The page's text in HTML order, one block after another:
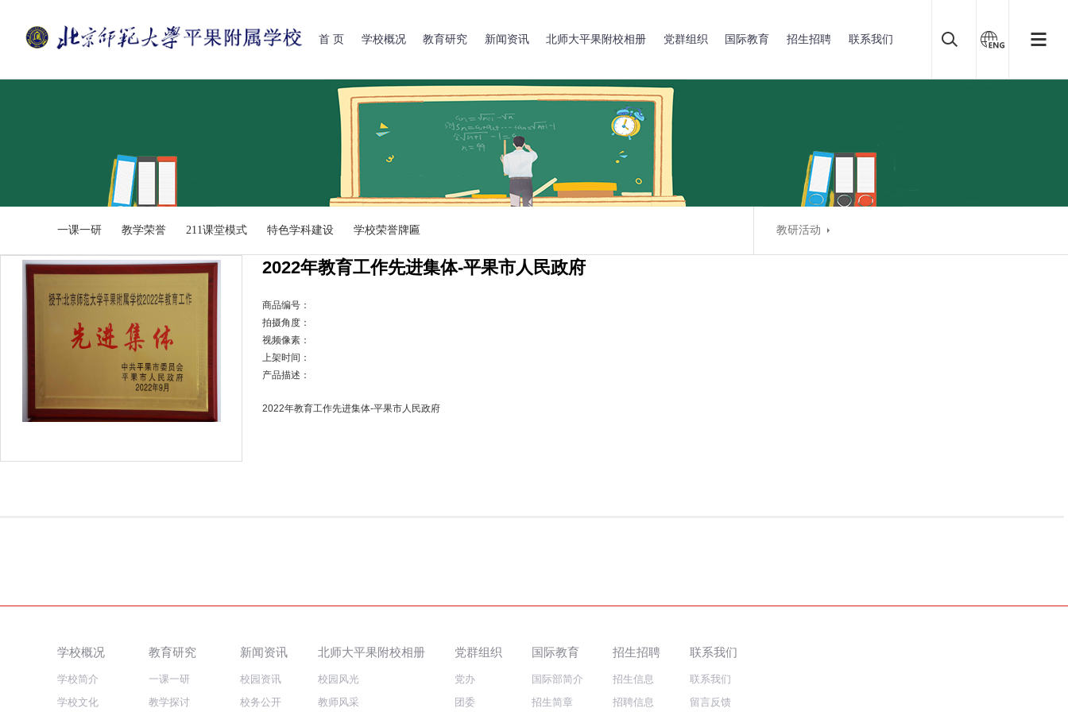
首 页 学校概况 教育研究 新闻资讯 北师大平果附校相册 党群组织 国际教育 招生招聘 联系我们
一课一研 教学荣誉 211课堂模式 特色学科建设 学校荣誉牌匾 教研活动
2022年教育工作先进集体-平果市人民政府
商品编号：
拍摄角度：
视频像素：
上架时间：
产品描述：
2022年教育工作先进集体-平果市人民政府
学校概况
学校简介
学校文化
教育研究
一课一研
教学探讨
新闻资讯
校园资讯
校务公开
北师大平果附校相册
校园风光
教师风采
党群组织
党办
团委
国际教育
国际部简介
招生简章
招生招聘
招生信息
招聘信息
联系我们
联系我们
留言反馈